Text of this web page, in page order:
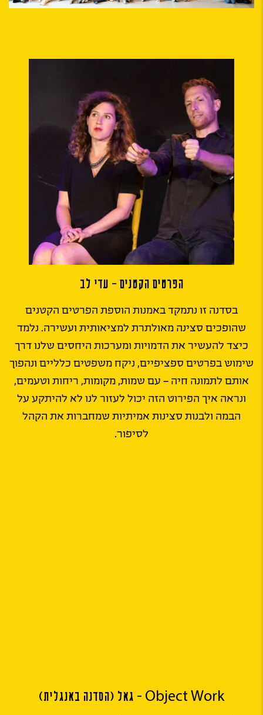
הפרטים הקטנים – עדי לב
בסדנה זו נתמקד באמנות הוספת הפרטים הקטנים
שהופכים סצינה מאולתרת למציאותית ועשירה. נלמד
כיצד להעשיר את הדמויות ומערכות היחסים שלנו דרך
שימוש בפרטים ספציפיים, ניקח משפטים כלליים ונהפוך
אותם לתמונה חיה – עם שמות, מקומות, ריחות וטעמים,
ונראה איך הפירוט הזה יכול לעזור לנו לא להיתקע על
הבמה ולבנות סצינות אמיתיות שמחברות את הקהל
לסיפור.
Object Work – גאל (הסדנה באנגלית)